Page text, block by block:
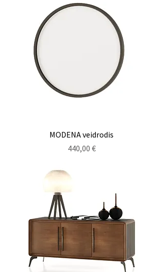
MODENA veidrodis
Kaina
440,00 €